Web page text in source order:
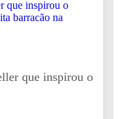
que inspirou o